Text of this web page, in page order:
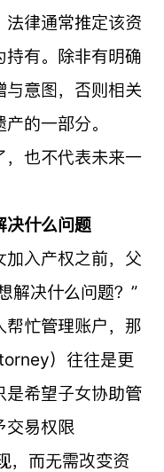
法律通常推定该资
持有。除非有明确
与意图，否则相关
的一部分。
，也不代表未来一
决什么问题
入产权之前，父
解决什么问题？”
帮忙管理账户，那
）往往是更
是希望子女协助管
交易权限
，而无需改变资